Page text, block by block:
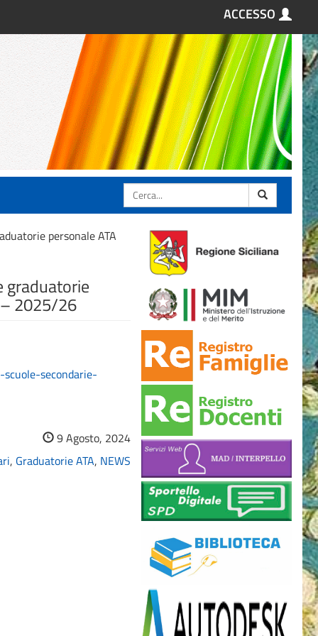
ACCESSO
Cerca
personale ATA
graduatorie
2025/26
secondarie-
9 Agosto, 2024
, Graduatorie ATA, NEWS